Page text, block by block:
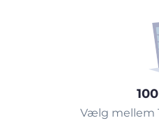
Vælg mellem